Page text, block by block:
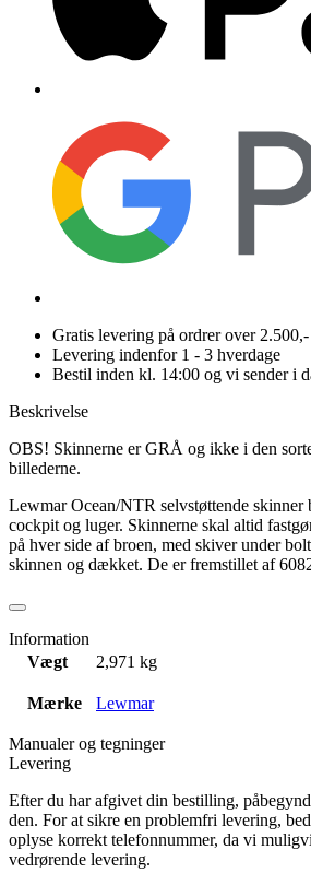
Gratis levering på ordrer over 2.500,-
Levering indenfor 1 - 3 hverdage
Bestil inden kl. 14:00 og vi sender i
Beskrivelse
OBS! Skinnerne er GRÅ og ikke i den
billederne.
Lewmar Ocean/NTR selvstøttende skinner
cockpit og luger. Skinnerne skal altid
på hver side af broen, med skiver under
skinnen og dækket. De er fremstillet af
Information
Vægt
2,971 kg
Mærke Lewmar
Manualer og tegninger
Levering
Efter du har afgivet din bestilling,
den. For at sikre en problemfri levering,
oplyse korrekt telefonnummer, da vi
vedrørende levering.